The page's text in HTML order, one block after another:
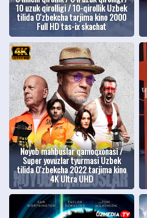
10 uzuk qirolligi / 10-qirollik Uzbek
tilida O'zbekcha tarjima kino 2000
Full HD tas-ix skachat
Noyob mahbuslar qamoqxonasi /
Super yovuzlar tyurmasi Uzbek
tilida O'zbekcha 2022 tarjima kino
4K Ultra UHD